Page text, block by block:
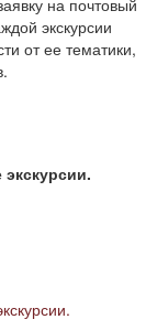
на почтовый
экскурсии
от ее тематики,